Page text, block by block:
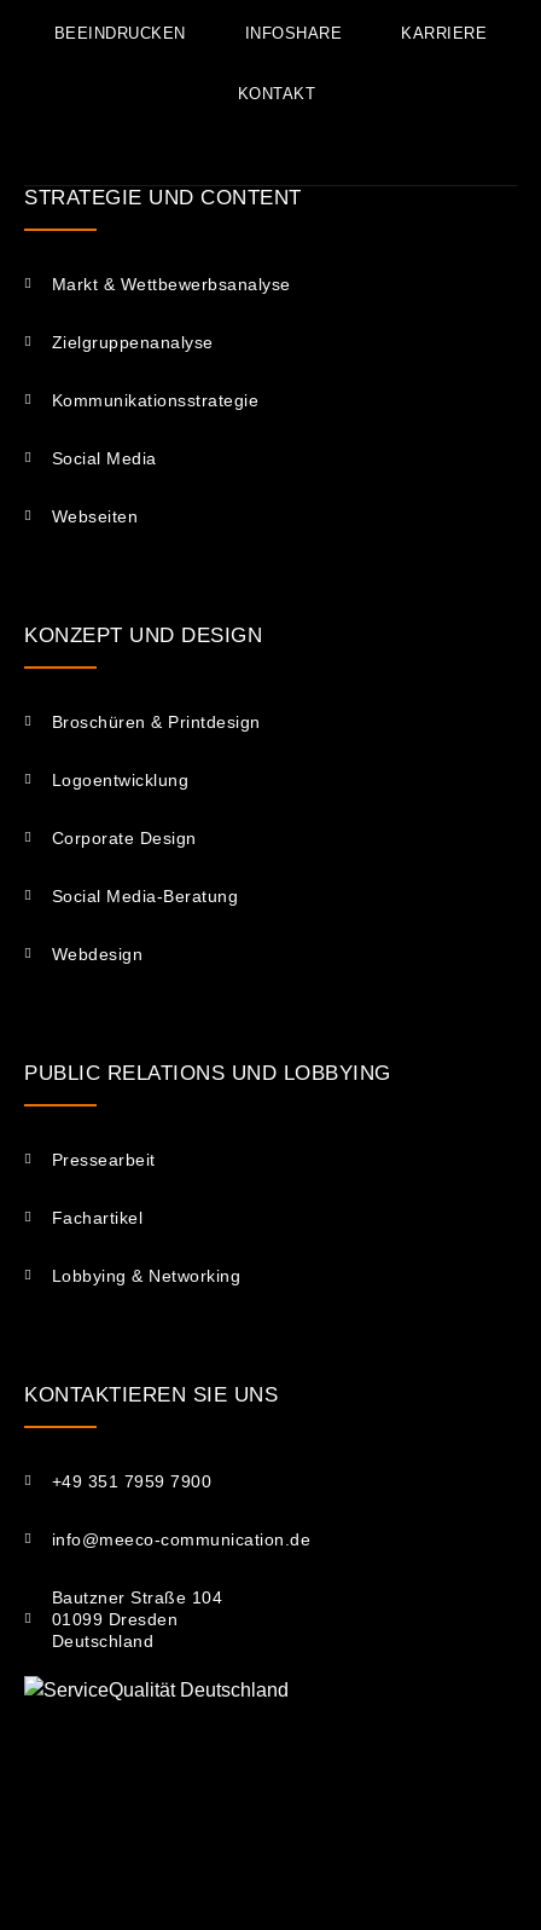
BEEINDRUCKEN INFOSHARE KARRIERE
KONTAKT
STRATEGIE UND CONTENT
Markt & Wettbewerbsanalyse
Zielgruppenanalyse
Kommunikations­strategie
Social Media
Webseiten
KONZEPT UND DESIGN
Broschüren & Printdesign
Logoentwicklung
Corporate Design
Social Media-Beratung
Webdesign
PUBLIC RELATIONS UND LOBBYING
Pressearbeit
Fachartikel
Lobbying & Networking
KONTAKTIEREN SIE UNS​
+49 351 7959 7900
info@meeco-communication.de
Bautzner Straße 104
01099 Dresden
Deutschland